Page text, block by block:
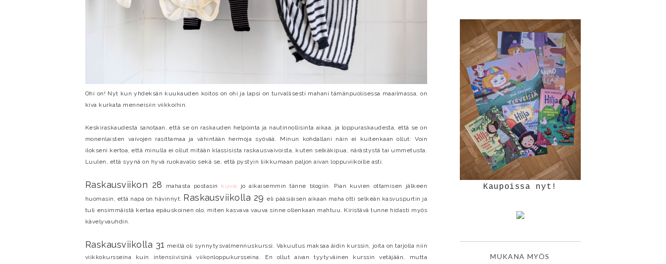
Ohi on! Nyt kun yhdeksän kuukauden koitos on ohi ja lapsi on turvallisesti mahani tämänpuolisessa maailmassa, on
kiva kurkata menneisiin viikkoihin.
Keskiraskaudesta sanotaan, että se on raskauden helpointa ja nautinnollisinta aikaa, ja loppuraskaudesta, että se on
monenlaisten vaivojen rasittamaa ja vähintään hermoja syövää. Minun kohdallani näin ei kuitenkaan ollut: Voin
ilokseni kertoa, että minulla ei ollut mitään klassisista raskausvaivoista, kuten selkäkipua, närästystä tai ummetusta.
Luulen, että syynä on hyvä ruokavalio sekä se, että pystyin liikkumaan paljon aivan loppuviikoille asti.
Raskausviikon 28 mahasta postasin kuvia
jo aikaisemmin tänne blogiin. Pian kuvien ottamisen jälkeen
huomasin, että napa on hävinnyt. Raskausviikolla 29eli pääsiäisen aikaan maha otti selkeän kasvuspurtin ja
tuli ensimmäistä kertaa epäuskoinen olo, miten kasvava vauva sinne ollenkaan mahtuu. Kiristävä tunne hidasti myös
kävelyvauhdin.
Raskausviikolla 31 meillä oli synnytysvalmennuskurssi. Vakuutus maksaa äidin kurssin, joita on tarjolla niin
viikkokursseina kuin intensiivisinä viikonloppukursseina. En ollut aivan tyytyväinen kurssin vetäjään, mutta
Kaupoissa nyt!
MUKANA MYÖS